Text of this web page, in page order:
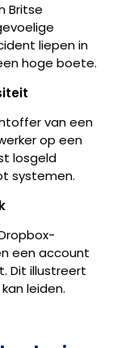
Britse
liepen in
hoge boete.
van een
op een
losgeld
systemen.
een account
Dit illustreert
leiden.